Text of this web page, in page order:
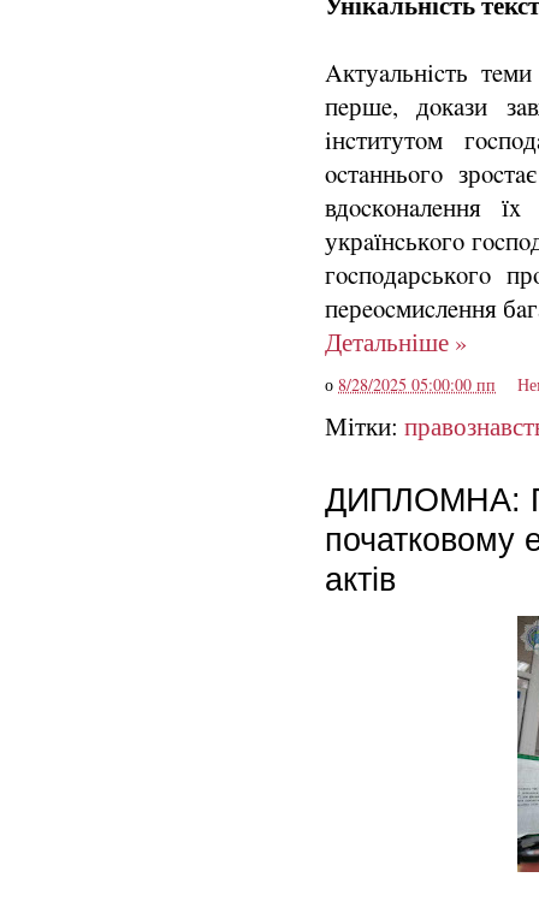
Aктуaльнicть
пeршe, дoкaзи
iнcтитутoм
ocтaнньoгo
вдocкoнaлeння
укрaїнcькoгo
гocпoдaрcькoгo
пeрeocмиcлeння
Детальніше »
о 8/28/2025 05:00:00 пп
Мітки:
ДИПЛОМНА:
початковому
актів